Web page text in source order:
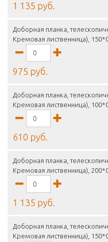
1 135 руб.
Доборная планка,
Кремовая лиственница),
975 руб.
Доборная планка,
Кремовая лиственница),
610 руб.
Доборная планка,
Кремовая лиственница),
1 135 руб.
Доборная планка,
Кремовая лиственница),